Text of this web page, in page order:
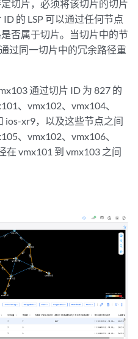
切片，必须将该切片的切片
的 LSP 可以通过任何节点
否属于切片。当切片中的节
过同一切片中的冗余路径重
通过切片 ID 为 827 的
、vmx102、vmx104、
ios-xr9，以及这些节点之间
、vmx102、vmx106、
在 vmx101 到 vmx103 之间